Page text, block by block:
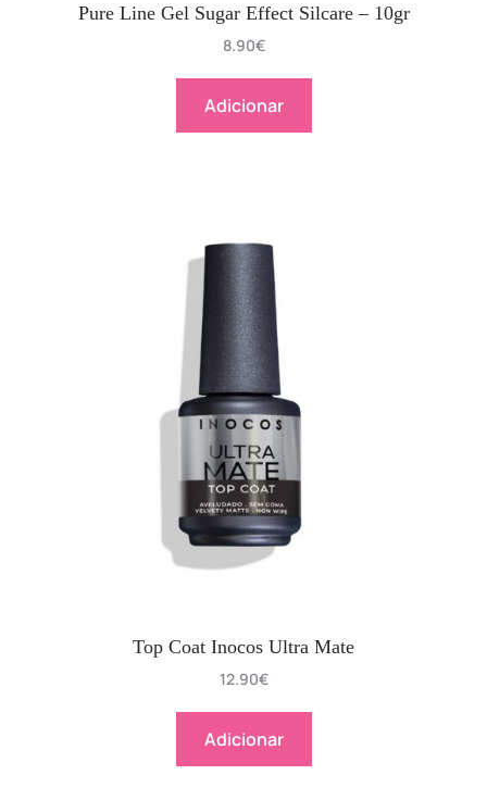
Pure Line Gel Sugar Effect Silcare – 10gr
8.90€
Adicionar
Top Coat Inocos Ultra Mate
12.90€
Adicionar